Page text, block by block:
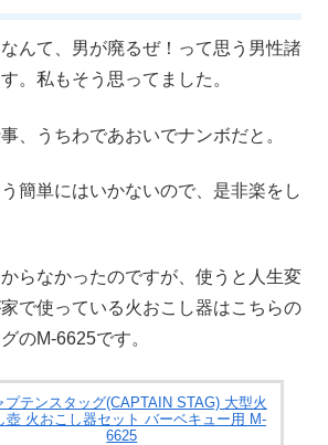
んて、男が廃るぜ！って思う男性諸
。私もそう思ってました。
、うちわであおいでナンボだと。
簡単にはいかないので、是非楽をし
らなかったのですが、使うと人生変
で使っている火おこし器はこちらの
のM-6625です。
プテンスタッグ(CAPTAIN STAG) 大型火
壺 火おこし器セット バーベキュー用 M-
6625